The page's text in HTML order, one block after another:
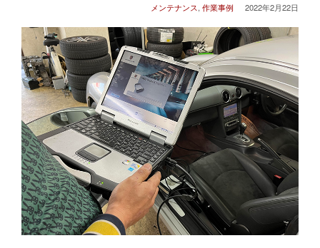
2022年2月22日
メンテナンス, 作業事例